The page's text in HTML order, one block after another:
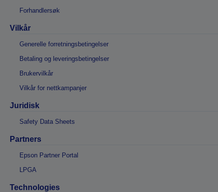
Forhandlersøk
Vilkår
Generelle forretningsbetingelser
Betaling og leveringsbetingelser
Brukervilkår
Vilkår for nettkampanjer
Juridisk
Safety Data Sheets
Partners
Epson Partner Portal
LPGA
Technologies